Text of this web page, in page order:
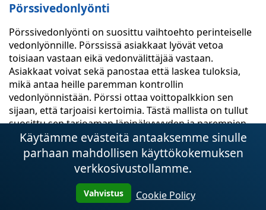
Pörssivedonlyönti
Pörssivedonlyönti on suosittu vaihtoehto perinteiselle
vedonlyönnille. Pörssissä asiakkaat lyövät vetoa
toisiaan vastaan eikä vedonvälittäjää vastaan.
Asiakkaat voivat sekä panostaa että laskea tuloksia,
mikä antaa heille paremman kontrollin
vedonlyönnistään. Pörssi ottaa voittopalkkion sen
sijaan, että tarjoaisi kertoimia. Tästä mallista on tullut
suosittu sen tarjoaman läpinäkyvyyden ja parempien
kertoimien paremman potentiaalin vuoksi.
Spread-vedonlyönti
Spread-vedonlyönti on toinen vaihtoehto perinteiselle
vedonlyönnille. Tässä mallissa vedot asetetaan
tapahtuman lopputuloksesta, johon liittyy spread, joka
Käytämme evästeitä antaaksemme sinulle
parhaan mahdollisen käyttökokemuksen
verkkosivustollamme.
Vahvistus Cookie Policy